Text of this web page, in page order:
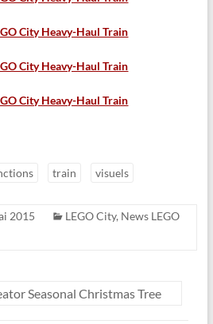
train visuels
2015 LEGO City, News LEGO
Seasonal Christmas Tree